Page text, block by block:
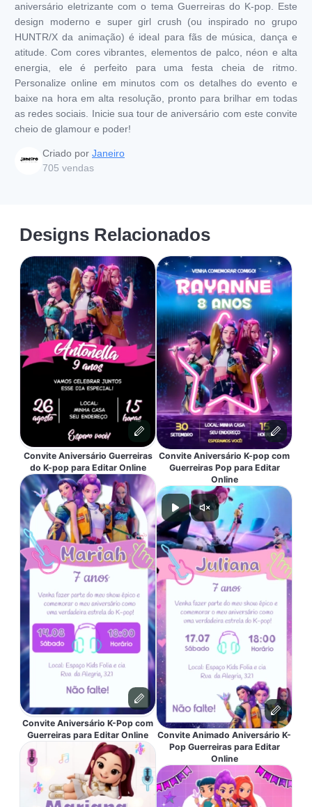
aniversário eletrizante com o tema Guerreiras do K-pop. Este
design moderno e super girl crush (ou inspirado no grupo
HUNTR/X da animação) é ideal para fãs de música, dança e
atitude. Com cores vibrantes, elementos de palco, néon e alta
energia, ele é perfeito para uma festa cheia de ritmo.
Personalize online em minutos com os detalhes do evento e
baixe na hora em alta resolução, pronto para brilhar em todas
as redes sociais. Inicie sua tour de aniversário com este convite
cheio de glamour e poder!
Criado por Janeiro
705 vendas
Designs Relacionados
Convite Aniversário Guerreiras
do K-pop para Editar Online
Convite Aniversário K-Pop com
Guerreiras para Editar Online
Convite Aniversário K-pop com
Guerreiras Pop para Editar
Online
Convite Animado Aniversário K-
Pop Guerreiras para Editar
Online